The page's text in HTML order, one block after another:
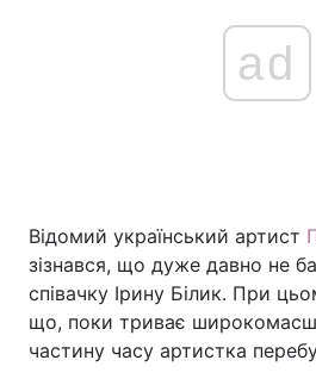
ad
Відомий український артист
зізнався, що дуже давно не
співачку Ірину Білик. При
що, поки триває
частину часу артистка